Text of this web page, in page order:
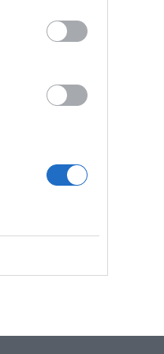
Μη χάσετε
Ιερά
στα
Θεία
Θεία